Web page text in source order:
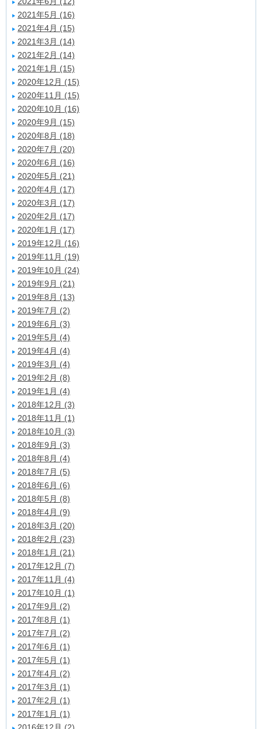
2021年5月 (16)
2021年4月 (15)
2021年3月 (14)
2021年2月 (14)
2021年1月 (15)
2020年12月 (15)
2020年11月 (15)
2020年10月 (16)
2020年9月 (15)
2020年8月 (18)
2020年7月 (20)
2020年6月 (16)
2020年5月 (21)
2020年4月 (17)
2020年3月 (17)
2020年2月 (17)
2020年1月 (17)
2019年12月 (16)
2019年11月 (19)
2019年10月 (24)
2019年9月 (21)
2019年8月 (13)
2019年7月 (2)
2019年6月 (3)
2019年5月 (4)
2019年4月 (4)
2019年3月 (4)
2019年2月 (8)
2019年1月 (4)
2018年12月 (3)
2018年11月 (1)
2018年10月 (3)
2018年9月 (3)
2018年8月 (4)
2018年7月 (5)
2018年6月 (6)
2018年5月 (8)
2018年4月 (9)
2018年3月 (20)
2018年2月 (23)
2018年1月 (21)
2017年12月 (7)
2017年11月 (4)
2017年10月 (1)
2017年9月 (2)
2017年8月 (1)
2017年7月 (2)
2017年6月 (1)
2017年5月 (1)
2017年4月 (2)
2017年3月 (1)
2017年2月 (1)
2017年1月 (1)